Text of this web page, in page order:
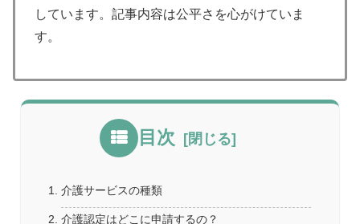
しています。記事内容は公平さを心がけていま
す。
目次
介護サービスの種類
介護認定はどこに申請するの？